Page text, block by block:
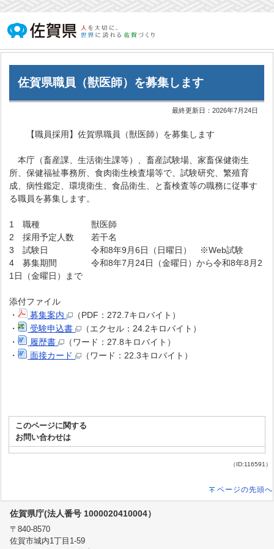
佐賀県職員（獣医師）を募集します
最終更新日：2026年7月24日
【職員採用】佐賀県職員（獣医師）を募集します
本庁（畜産課、生活衛生課等）、畜産試験場、家畜保健衛生
所、保健福祉事務所、食肉衛生検査場等で、試験研究、繁殖育
成、病性鑑定、環境衛生、食品衛生、と畜検査等の職務に従事す
る職員を募集します。
1 職種 獣医師
2 採用予定人数 若干名
3 試験日 令和8年9月6日（日曜日） ※Web試験
4 募集期間 令和8年7月24日（金曜日）から令和8年8月2
1日（金曜日）まで
添付ファイル
・
募集案内
（PDF：272.7キロバイト）
・
受験申込書
（エクセル：24.2キロバイト）
・
履歴書
（ワード：27.8キロバイト）
・
面接カード （ワード：22.3キロバイト）
このページに関する
お問い合わせは
（ID:116591）
ページの先頭へ
佐賀県庁(法人番号 1000020410004）
〒840-8570
佐賀市城内1丁目1-59